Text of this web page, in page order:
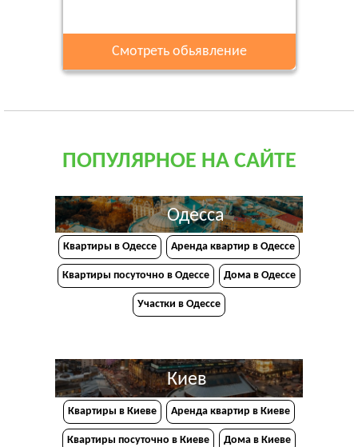
Смотреть обьявление
ПОПУЛЯРНОЕ НА САЙТЕ
Одесса
Квартиры в Одессе Аренда квартир в Одессе
Квартиры посуточно в Одессе Дома в Одессе
Участки в Одессе
Киев
Квартиры в Киеве Аренда квартир в Киеве
Квартиры посуточно в Киеве Дома в Киеве